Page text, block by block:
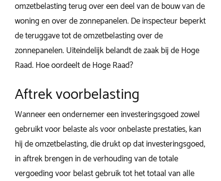
omzetbelasting terug over een deel van de bouw van de
woning en over de zonnepanelen. De inspecteur beperkt
de teruggave tot de omzetbelasting over de
zonnepanelen. Uiteindelijk belandt de zaak bij de Hoge
Raad. Hoe oordeelt de Hoge Raad?
Aftrek voorbelasting
Wanneer een ondernemer een investeringsgoed zowel
gebruikt voor belaste als voor onbelaste prestaties, kan
hij de omzetbelasting, die drukt op dat investeringsgoed,
in aftrek brengen in de verhouding van de totale
vergoeding voor belast gebruik tot het totaal van alle